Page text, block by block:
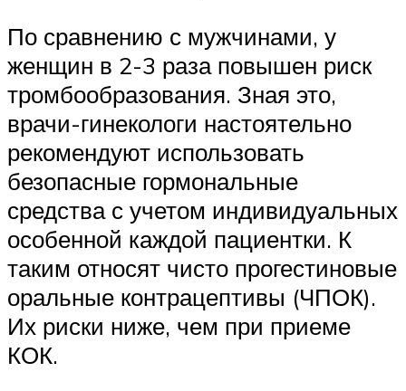
По сравнению с мужчинами, у
женщин в 2-3 раза повышен риск
тромбообразования. Зная это,
врачи-гинекологи настоятельно
рекомендуют использовать
безопасные гормональные
средства с учетом индивидуальных
особенной каждой пациентки. К
таким относят чисто прогестиновые
оральные контрацептивы (ЧПОК).
Их риски ниже, чем при приеме
КОК.